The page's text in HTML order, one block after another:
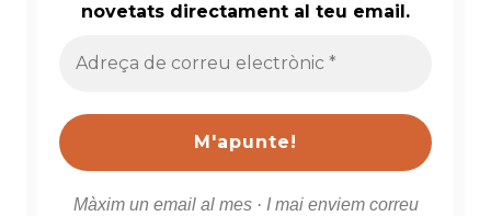
novetats directament al teu email.
*
Màxim un email al mes · I mai enviem correu